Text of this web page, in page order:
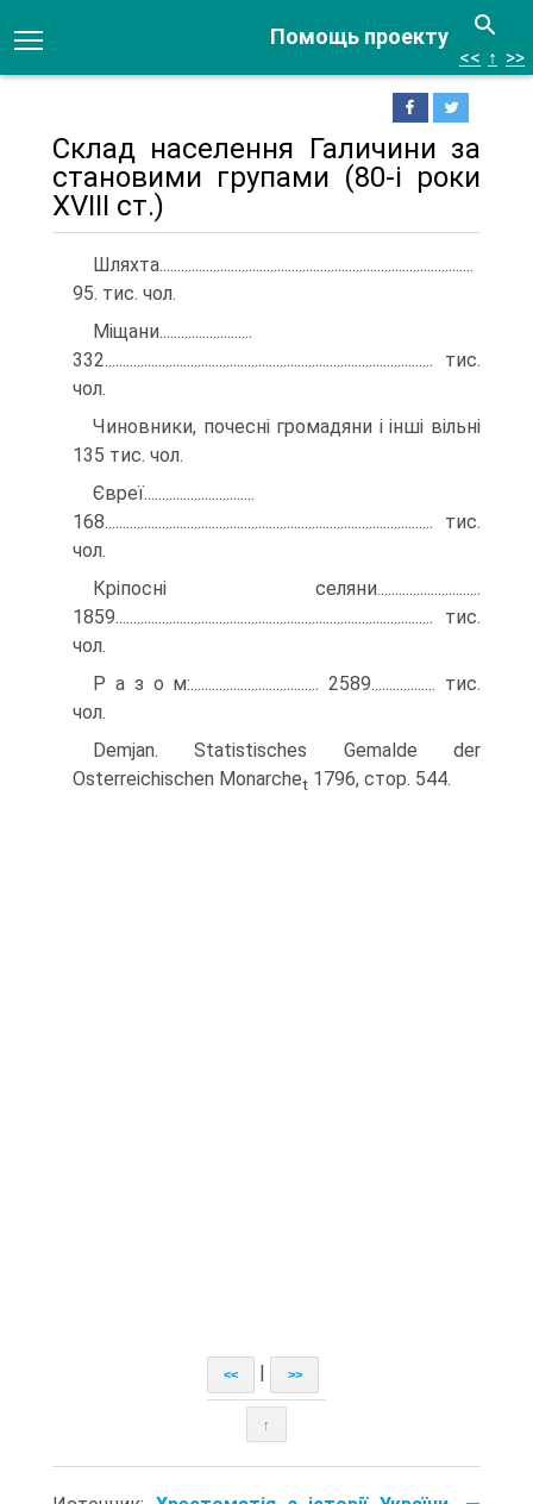
Помощь проекту
<< ↑ >>
Склад населення Галичини за
становими групами (80-і роки
XVIII ст.)
Шляхта........................................................................................
95. тис. чол.
Міщани..........................
332............................................................................................ тис.
чол.
Чиновники, почесні громадяни і інші вільні
135 тис. чол.
Євреї...............................
168............................................................................................ тис.
чол.
Кріпосні селяни.............................
1859......................................................................................... тис.
чол.
P а з о м:.................................... 2589.................. тис.
чол.
Demjan. Statistisches Gemalde der
Osterreichischen Monarchet 1796, стор. 544.
<< >>
↑